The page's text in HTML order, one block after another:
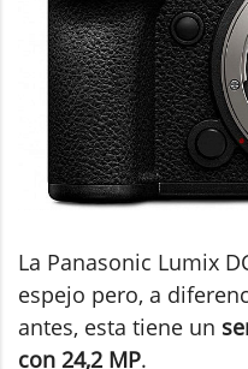
La Panasonic Lumix
espejo pero, a
antes, esta tiene un
con 24,2 MP.